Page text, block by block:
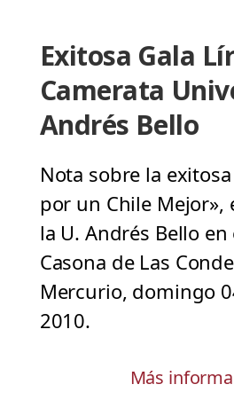
Exitosa Gala
Camerata
Andrés Bello
Nota sobre la
por un Chile Mejor»,
la U. Andrés Bello
Casona de Las
Mercurio, domingo
2010.
Más